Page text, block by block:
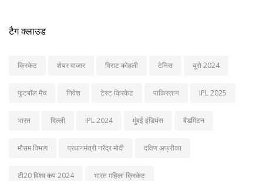
टैग क्लाउड
क्रिकेट शेयर बाजार विराट कोहली टेनिस यूरो 2024
फुटबॉल मैच निवेश टेस्ट क्रिकेट पाकिस्तान IPL 2025
भारत दिल्ली IPL 2024 मुंबई इंडियंस बैडमिंटन
मौसम विभाग प्रधानमंत्री नरेंद्र मोदी दक्षिण अफ्रीका
टी20 विश्व कप 2024 भारत महिला क्रिकेट